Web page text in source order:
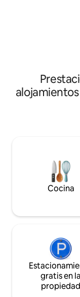
Cocina
gratis en la
propiedad